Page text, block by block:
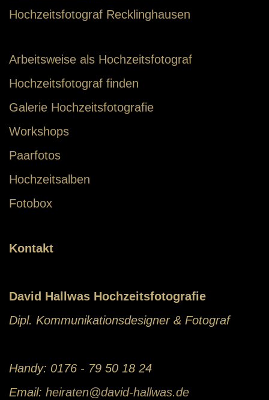
Hochzeitsfotograf Recklinghausen
Arbeitsweise als Hochzeitsfotograf
Hochzeitsfotograf finden
Galerie Hochzeitsfotografie
Workshops
Paarfotos
Hochzeitsalben
Fotobox
Kontakt
David Hallwas Hochzeitsfotografie
Dipl. Kommunikationsdesigner & Fotograf
Handy: 0176 - 79 50 18 24
Email: heiraten@david-hallwas.de